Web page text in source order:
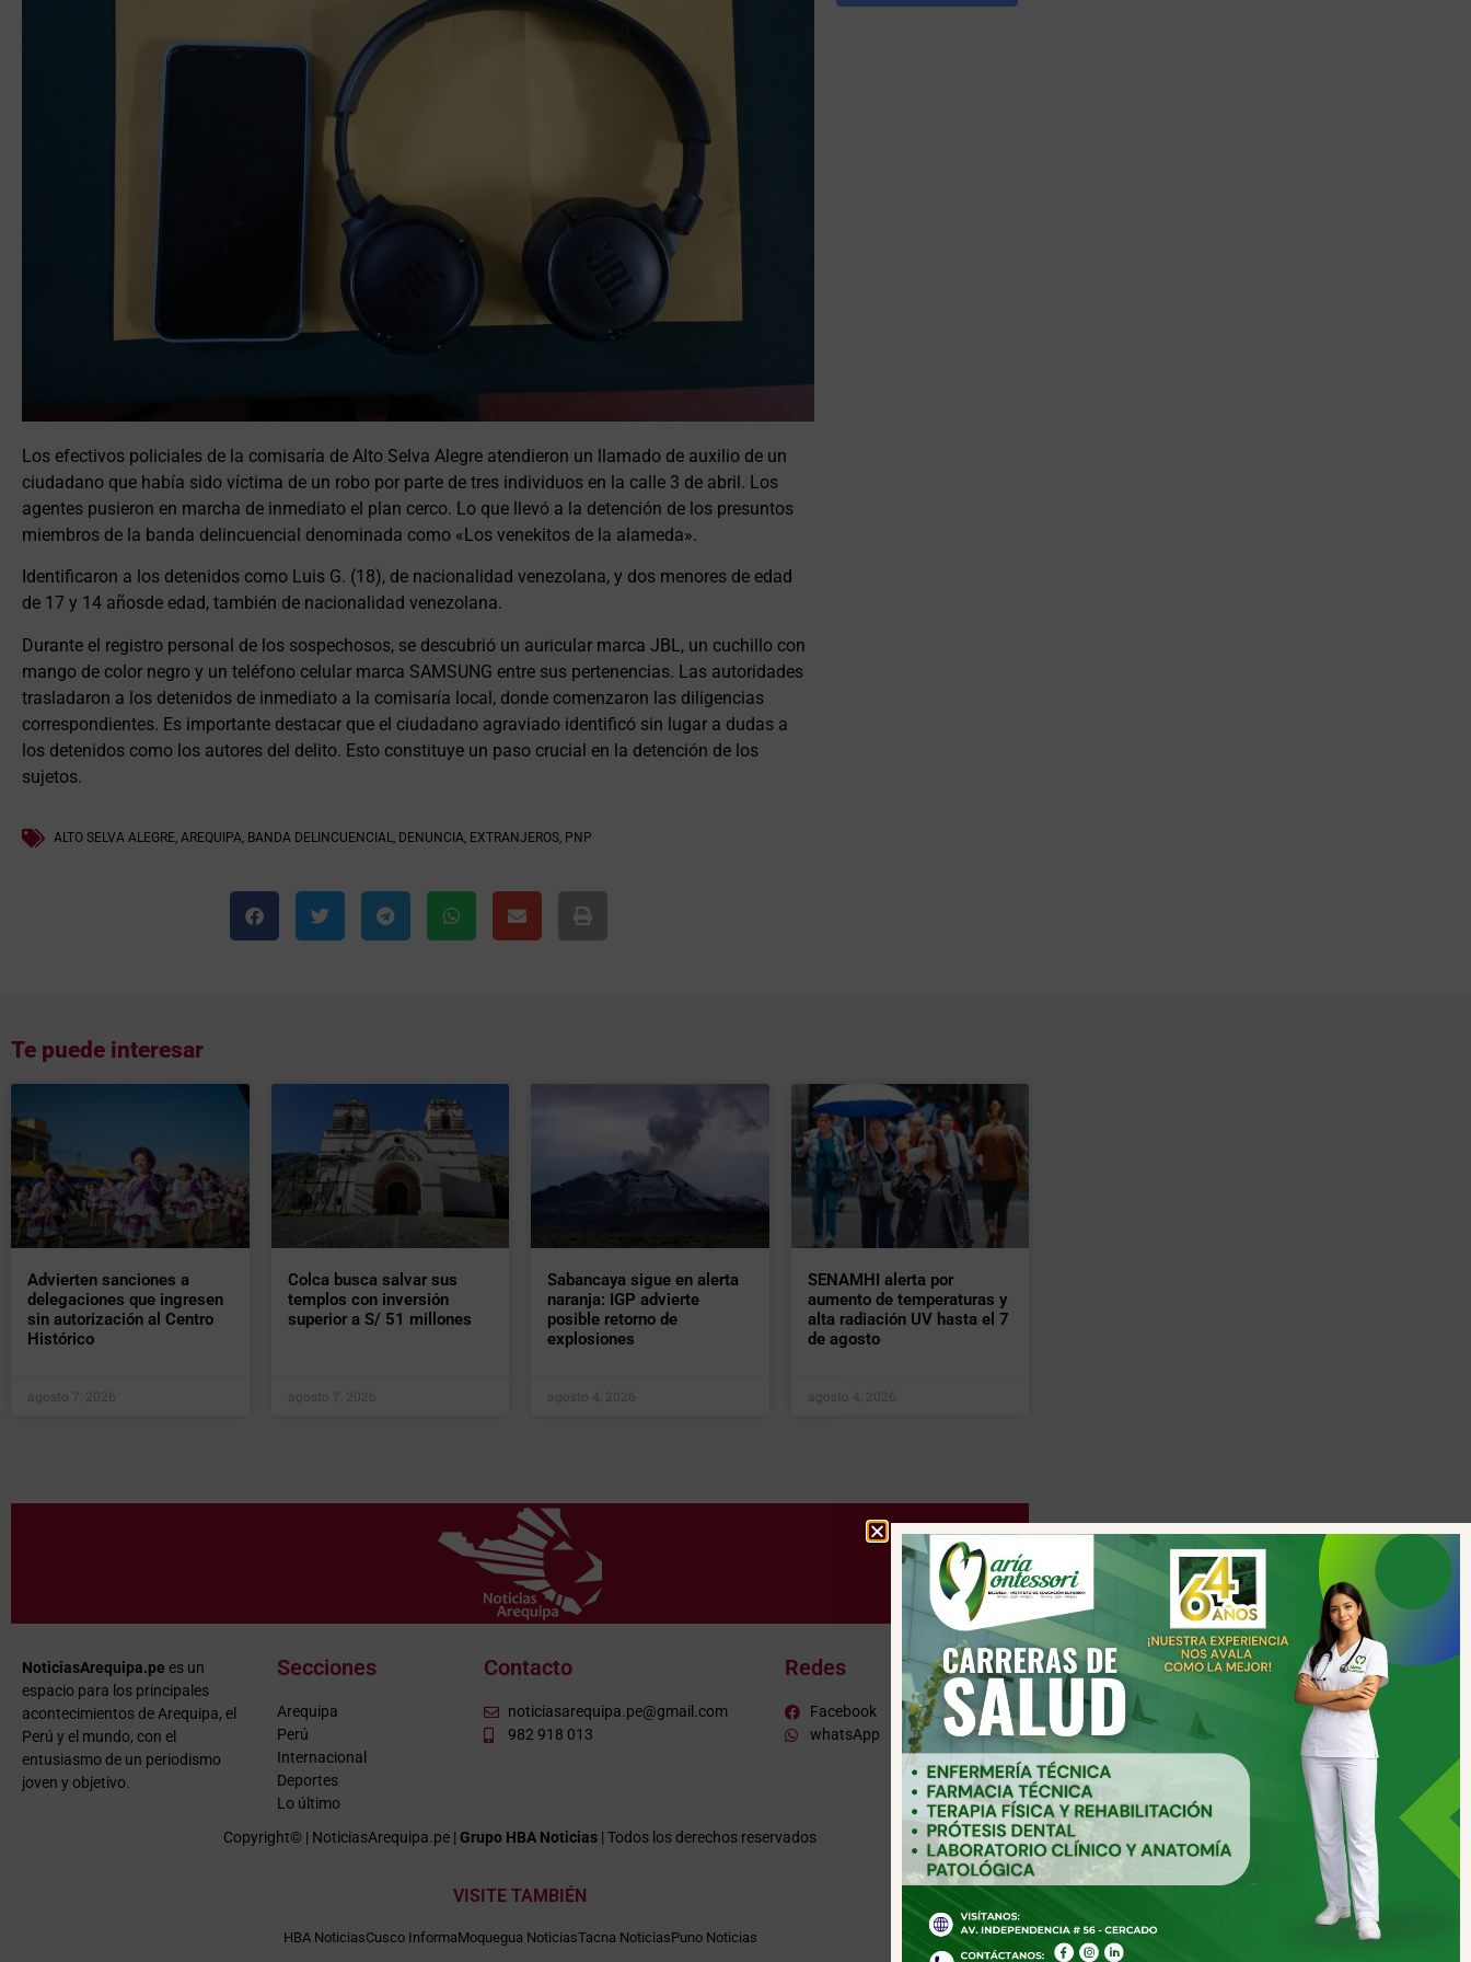
Los efectivos policiales de la comisaría de Alto Selva Alegre atendieron un llamado de auxilio de un
ciudadano que había sido víctima de un robo por parte de tres individuos en la calle 3 de abril. Los
agentes pusieron en marcha de inmediato el plan cerco. Lo que llevó a la detención de los presuntos
miembros de la banda delincuencial denominada como «Los venekitos de la alameda».
Identificaron a los detenidos como Luis G. (18), de nacionalidad venezolana, y dos menores de edad
de 17 y 14 añosde edad, también de nacionalidad venezolana.
Durante el registro personal de los sospechosos, se descubrió un auricular marca JBL, un cuchillo con
mango de color negro y un teléfono celular marca SAMSUNG entre sus pertenencias. Las autoridades
trasladaron a los detenidos de inmediato a la comisaría local, donde comenzaron las diligencias
correspondientes. Es importante destacar que el ciudadano agraviado identificó sin lugar a dudas a
los detenidos como los autores del delito. Esto constituye un paso crucial en la detención de los
sujetos.
ALTO SELVA ALEGRE, AREQUIPA, BANDA DELINCUENCIAL, DENUNCIA, EXTRANJEROS, PNP
Te puede interesar
Advierten sanciones a
delegaciones que ingresen
sin autorización al Centro
Histórico
agosto 7, 2026
Colca busca salvar sus
templos con inversión
superior a S/ 51 millones
agosto 7, 2026
Sabancaya sigue en alerta
naranja: IGP advierte
posible retorno de
explosiones
agosto 4, 2026
SENAMHI alerta por
aumento de temperaturas y
alta radiación UV hasta el 7
de agosto
agosto 4, 2026
NoticiasArequipa.pe es un
espacio para los principales
acontecimientos de Arequipa, el
Perú y el mundo, con el
entusiasmo de un periodismo
joven y objetivo.
Secciones
Arequipa
Perú
Internacional
Deportes
Lo último
Contacto
noticiasarequipa.pe@gmail.com
982 918 013
Redes
Facebook
whatsApp
Copyright© | NoticiasArequipa.pe | Grupo HBA Noticias | Todos los derechos reservados
VISITE TAMBIÉN
HBA NoticiasCusco InformaMoquegua NoticiasTacna NoticiasPuno Noticias